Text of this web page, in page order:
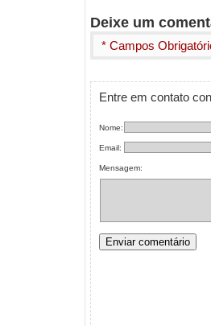
Deixe um
* Campos
Entre em contato
Nome:
Email:
Mensagem: